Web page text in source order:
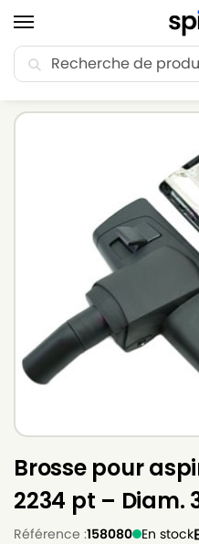
🚚 Livraison Point
Brosse pour
2234 pt – Diam.
Référence :158080 En stock